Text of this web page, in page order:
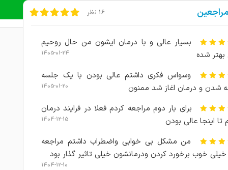
به لیست من
دریافت نوبت تلفنی 16 نظر
بسیار عالی و با درمان ایشون من حال روحیم
شده
1405-01-24
وسواس فکری داشتم عالی بودن با یک جلسه
شدن و درمان اغاز شد ممنون
1405-01-20
برای بار دوم مراجعه کردم فعلا در فرایند درمان
اینجا عالی بودن
1404-12-15
من مشکل بی خوابی واضطراب داشتم مراجعه
خوب برخورد کردن ودرمانشون خیلی تاثیر گذار بود
1404-12-10